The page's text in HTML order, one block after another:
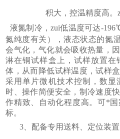
积大，控温精度高。
液氮制冷，zui低温度可达-
氮纯度有关），液态状态的氮
会气化，气化就会吸收热量，
淋在铜试样盒上，试样放置在
体，从而降低试样温度，试样
采用单片微机技术控制，数
时、操作简便安全，制冷速度
作精致、自动化程度高。 可*国
标。
3、配备专用送料、定位装置